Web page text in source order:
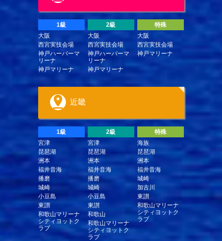
1級
大阪
西宮実技会場
神戸ハーバーマ
リーナ
神戸マリーナ
2級
大阪
西宮実技会場
神戸ハーバーマ
リーナ
神戸マリーナ
特殊
大阪
西宮実技会場
神戸マリーナ
近畿
1級
宮津
琵琶湖
洲本
福井音海
播磨
城崎
小豆島
東讃
和歌山マリーナ
シティヨットク
ラブ
2級
宮津
琵琶湖
洲本
福井音海
播磨
城崎
小豆島
東讃
和歌山
和歌山マリーナ
シティヨットク
ラブ
特殊
海族
琵琶湖
洲本
福井音海
城崎
加古川
東讃
和歌山マリーナ
シティヨットク
ラブ